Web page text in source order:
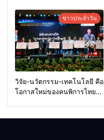
วันรพี เพื่อเชื่อมความสัมพันธ์
อันดีของหน่วยงานใน
กระบวนการยุติธรรม
ข่าวประจำวัน
วิจัย-นวัตกรรม-เทคโนโลยี คือ
โอกาสใหม่ของคนพิการไทย